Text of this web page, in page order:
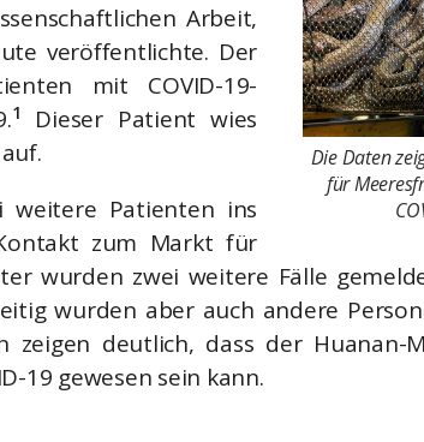
Die Daten
für
Arbeit,
veröffentlichte. Der
mit COVID-19-
1
Dieser Patient wies
weitere Patienten ins
zum Markt für
wurden zwei weitere Fälle
wurden aber auch andere
zeigen deutlich, dass der Huanan-
19 gewesen sein kann.